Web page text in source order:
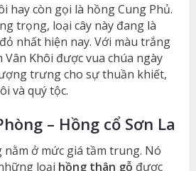
hay còn gọi là hồng Cung Phủ.
trọng, loại cây này đang là
nhất hiện nay. Với màu trắng
Vân Khôi được vua chúa ngày
trưng cho sự thuần khiết,
và quý tộc.
– Hồng cổ Sơn La
nằm ở mức giá tầm trung. Nó
loại hồng thân gỗ được